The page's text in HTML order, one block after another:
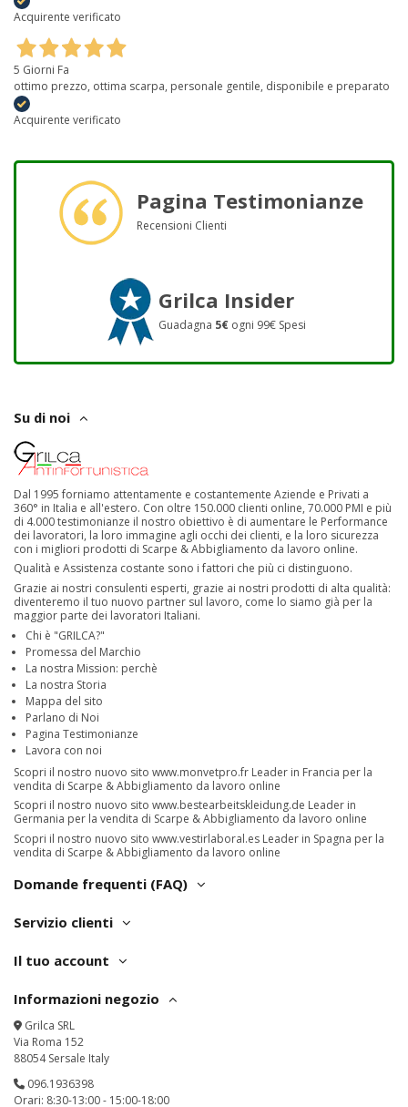
Acquirente verificato
5 Giorni Fa
ottimo prezzo, ottima scarpa, personale gentile, disponibile e preparato
Acquirente verificato
Pagina Testimonianze
Recensioni Clienti
Grilca Insider
Guadagna 5€ ogni 99€ Spesi
Su di noi
Dal 1995 forniamo attentamente e costantemente Aziende e Privati a
360° in Italia e all'estero. Con oltre 150.000 clienti online, 70.000 PMI e più
di 4.000 testimonianze il nostro obiettivo è di aumentare le Performance
dei lavoratori, la loro immagine agli occhi dei clienti, e la loro sicurezza
con i migliori prodotti di Scarpe & Abbigliamento da lavoro online.
Qualità e Assistenza costante sono i fattori che più ci distinguono.
Grazie ai nostri consulenti esperti, grazie ai nostri prodotti di alta qualità:
diventeremo il tuo nuovo partner sul lavoro, come lo siamo già per la
maggior parte dei lavoratori Italiani.
Chi è "GRILCA?"
Promessa del Marchio
La nostra Mission: perchè
La nostra Storia
Mappa del sito
Parlano di Noi
Pagina Testimonianze
Lavora con noi
Scopri il nostro nuovo sito www.monvetpro.fr Leader in Francia per la
vendita di Scarpe & Abbigliamento da lavoro online
Scopri il nostro nuovo sito www.bestearbeitskleidung.de Leader in
Germania per la vendita di Scarpe & Abbigliamento da lavoro online
Scopri il nostro nuovo sito www.vestirlaboral.es Leader in Spagna per la
vendita di Scarpe & Abbigliamento da lavoro online
Domande frequenti (FAQ)
Servizio clienti
Il tuo account
Informazioni negozio
Grilca SRL
Via Roma 152
88054 Sersale Italy
096.1936398
Orari: 8:30-13:00 - 15:00-18:00